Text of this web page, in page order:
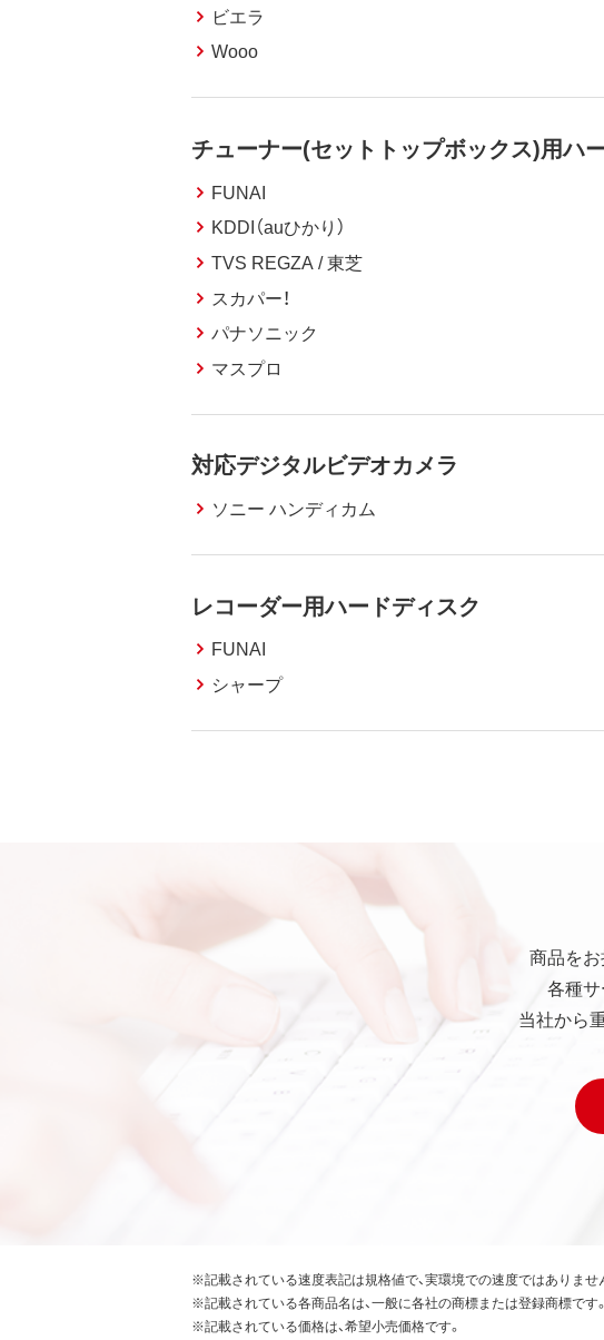
ビエラ
Wooo
チューナー(セットトップボックス)用ハ
FUNAI
KDDI（auひかり）
TVS REGZA / 東芝
スカパー！
パナソニック
マスプロ
対応デジタルビデオカメラ
ソニー ハンディカム
レコーダー用ハードディスク
FUNAI
シャープ
商品を
各種
当社から
※記載されている速度表記は規格値で、実環境での速度ではありませ
※記載されている各商品名は、一般に各社の商標または登録商標です。
※記載されている価格は、希望小売価格です。